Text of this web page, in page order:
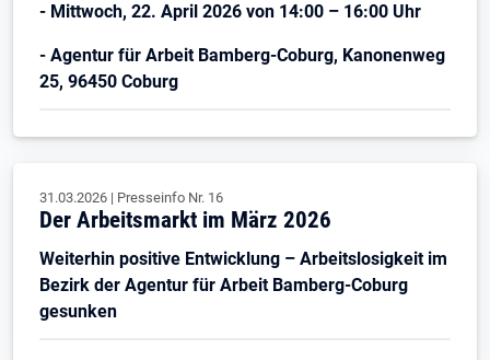
- Mittwoch, 22. April 2026 von 14:00 – 16:00 Uhr
- Agentur für Arbeit Bamberg-Coburg, Kanonenweg
25, 96450 Coburg
31.03.2026 | Presseinfo Nr. 16
Der Arbeitsmarkt im März 2026
Weiterhin positive Entwicklung – Arbeitslosigkeit im
Bezirk der Agentur für Arbeit Bamberg-Coburg
gesunken